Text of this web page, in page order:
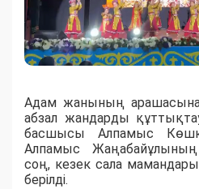
Адам жанының арашасына
абзал жандарды
басшысы Алпамыс
Алпамыс Жаңабайұлының
соң, кезек сала
берілді.